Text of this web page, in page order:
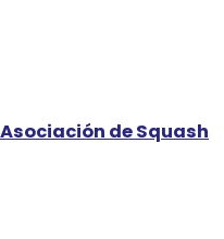
de Squash